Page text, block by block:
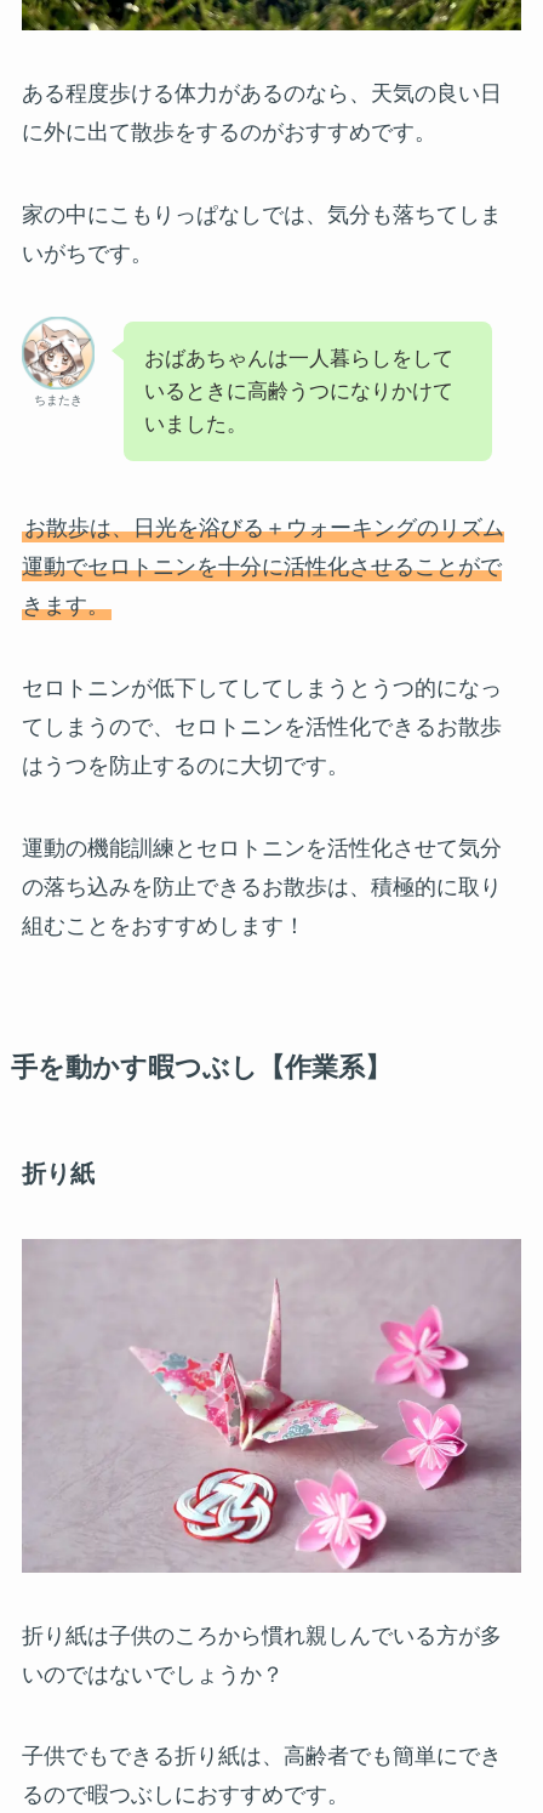
ある程度歩ける体力があるのなら、天気の良い日
に外に出て散歩をするのがおすすめです。
家の中にこもりっぱなしでは、気分も落ちてしま
いがちです。
ちまたき
おばあちゃんは一人暮らしをして
いるときに高齢うつになりかけて
いました。
お散歩は、日光を浴びる＋ウォーキングのリズム
運動でセロトニンを十分に活性化させることがで
きます。
セロトニンが低下してしてしまうとうつ的になっ
てしまうので、セロトニンを活性化できるお散歩
はうつを防止するのに大切です。
運動の機能訓練とセロトニンを活性化させて気分
の落ち込みを防止できるお散歩は、積極的に取り
組むことをおすすめします！
手を動かす暇つぶし【作業系】
折り紙
折り紙は子供のころから慣れ親しんでいる方が多
いのではないでしょうか？
子供でもできる折り紙は、高齢者でも簡単にでき
るので暇つぶしにおすすめです。